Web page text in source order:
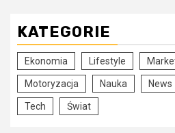
KATEGORIE
Ekonomia Lifestyle
Motoryzacja Nauka News
Tech Świat